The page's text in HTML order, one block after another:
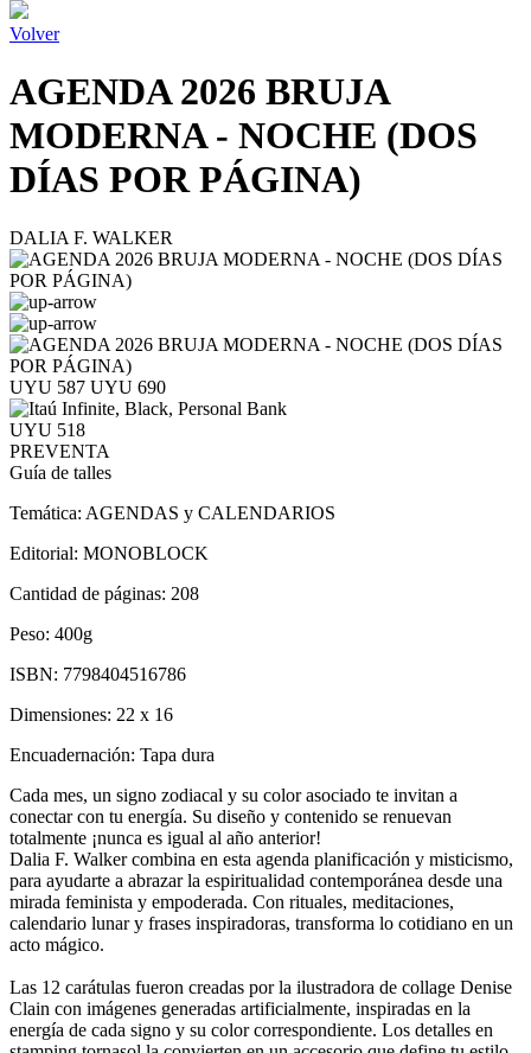
Volver
AGENDA 2026 BRUJA
MODERNA - NOCHE (DOS
DÍAS POR PÁGINA)
DALIA F. WALKER
UYU 587 UYU 690
UYU 518
PREVENTA
Guía de talles
Temática: AGENDAS y CALENDARIOS
Editorial: MONOBLOCK
Cantidad de páginas: 208
Peso: 400g
ISBN: 7798404516786
Dimensiones: 22 x 16
Encuadernación: Tapa dura
Cada mes, un signo zodiacal y su color asociado te invitan a
conectar con tu energía. Su diseño y contenido se renuevan
totalmente ¡nunca es igual al año anterior!
Dalia F. Walker combina en esta agenda planificación y misticismo,
para ayudarte a abrazar la espiritualidad contemporánea desde una
mirada feminista y empoderada. Con rituales, meditaciones,
calendario lunar y frases inspiradoras, transforma lo cotidiano en un
acto mágico.
Las 12 carátulas fueron creadas por la ilustradora de collage Denise
Clain con imágenes generadas artificialmente, inspiradas en la
energía de cada signo y su color correspondiente. Los detalles en